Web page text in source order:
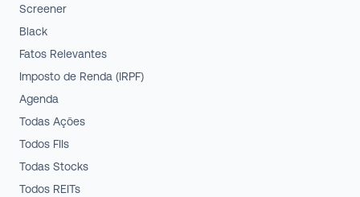
Screener
Black
Fatos Relevantes
Imposto de Renda (IRPF)
Agenda
Todas Ações
Todos FIIs
Todas Stocks
Todos REITs